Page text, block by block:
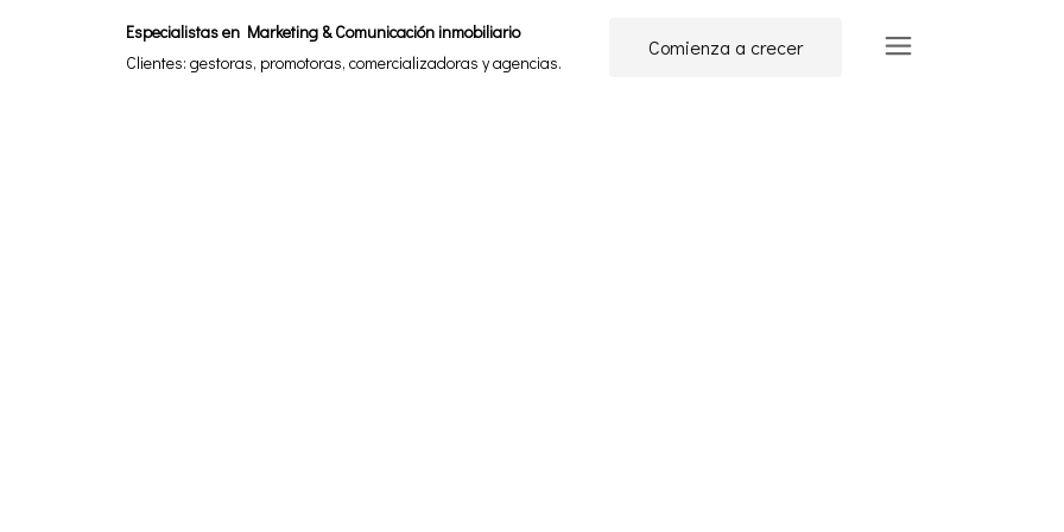
Especialistas en Marketing & Comunicación inmobiliario
Clientes: gestoras, promotoras, comercializadoras y agencias.
Comienza a crecer